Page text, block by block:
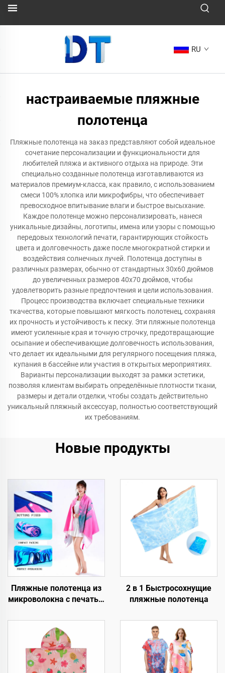
RU
настраиваемые пляжные
полотенца
Пляжные полотенца на заказ представляют собой идеальное
сочетание персонализации и функциональности для
любителей пляжа и активного отдыха на природе. Эти
специально созданные полотенца изготавливаются из
материалов премиум-класса, как правило, с использованием
смеси 100% хлопка или микрофибры, что обеспечивает
превосходное впитывание влаги и быстрое высыхание.
Каждое полотенце можно персонализировать, нанеся
уникальные дизайны, логотипы, имена или узоры с помощью
передовых технологий печати, гарантирующих стойкость
цвета и долговечность даже после многократной стирки и
воздействия солнечных лучей. Полотенца доступны в
различных размерах, обычно от стандартных 30x60 дюймов
до увеличенных размеров 40x70 дюймов, чтобы
удовлетворить разные предпочтения и цели использования.
Процесс производства включает специальные техники
ткачества, которые повышают мягкость полотенец, сохраняя
их прочность и устойчивость к песку. Эти пляжные полотенца
имеют усиленные края и точную строчку, предотвращающие
осыпание и обеспечивающие долговечность использования,
что делает их идеальными для регулярного посещения пляжа,
купания в бассейне или участия в открытых мероприятиях.
Варианты персонализации выходят за рамки эстетики,
позволяя клиентам выбирать определённые плотности ткани,
размеры и детали отделки, чтобы создать действительно
уникальный пляжный аксессуар, полностью соответствующий
их требованиям.
Новые продукты
Пляжные полотенца из
микроволокна с печатью
накапливающие песок
2 в 1 Быстросохнущие
пляжные полотенца